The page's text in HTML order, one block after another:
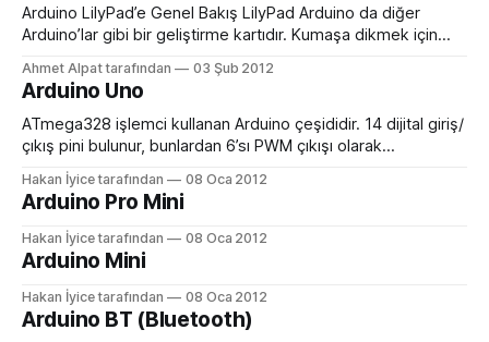
çıkışı ve bir reset butonu vardır.
Arduino LilyPad’e Genel Bakış LilyPad Arduino da diğer
Arduino’lar gibi bir geliştirme kartıdır. Kumaşa dikmek için
tasarlanmıştır. Kart ATmega168V(ATmega168 (datasheet) in
veya ATmega328V (datasheet)nin düşük güçlü versiyonu)
mikrodenetleyicisini kullanır. Arduino LilyPad Devre
Şeması: LilyPad_schematic_v18.pdf Arduino LilyPad
Ahmet Alpat tarafından 03 Şub 2012
Arduino Uno
ATmega328 işlemci kullanan Arduino çeşididir. 14 dijital giriş/
çıkış pini bulunur, bunlardan 6’sı PWM çıkışı olarak
kullanılabilir. 6 analog giriş pinine sahiptir. 16 MHz kristal
osilatörü, USb bağlantısı, 2.1mm güç girişi, ICSP başlığı ve
reset butonu vardır. Mikroişlemciyi destekleyecek herşeye
sahiptir. Çalıştırmak için DC 7~12V güç kaynağına
Hakan İyice tarafından 08 Oca 2012
Arduino Pro Mini
Hakan İyice tarafından 08 Oca 2012
Arduino Mini
Hakan İyice tarafından 08 Oca 2012
Arduino BT (Bluetooth)